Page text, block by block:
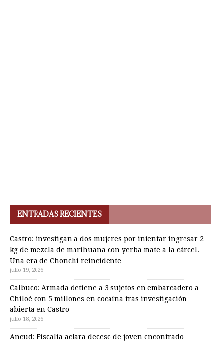
ENTRADAS RECIENTES
Castro: investigan a dos mujeres por intentar ingresar 2
kg de mezcla de marihuana con yerba mate a la cárcel.
Una era de Chonchi reincidente
julio 19, 2026
Calbuco: Armada detiene a 3 sujetos en embarcadero a
Chiloé con 5 millones en cocaína tras investigación
abierta en Castro
julio 18, 2026
Ancud: Fiscalía aclara deceso de joven encontrado